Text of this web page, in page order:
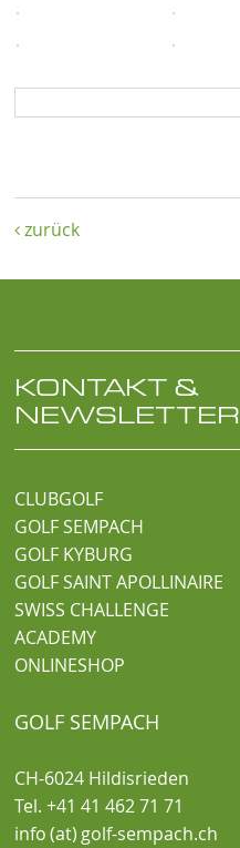
 zurück
KONTAKT &
NEWSLETTER
CLUBGOLF
GOLF SEMPACH
GOLF KYBURG
GOLF SAINT APOLLINAIRE
SWISS CHALLENGE
ACADEMY
ONLINESHOP
GOLF SEMPACH
CH-6024 Hildisrieden
Tel. +41 41 462 71 71
info (at) golf-sempach.ch